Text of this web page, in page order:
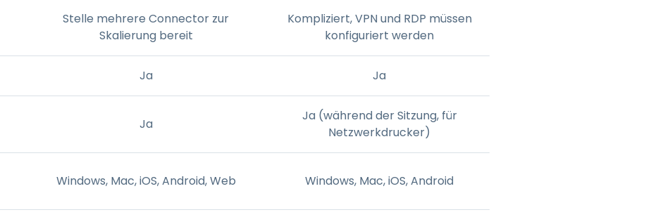
Stelle mehrere Connector zur
Skalierung bereit
Kompliziert, VPN und RDP müssen
konfiguriert werden
Ja Ja
Ja
Ja (während der Sitzung, für
Netzwerkdrucker)
Windows, Mac, iOS, Android, Web Windows, Mac, iOS, Android